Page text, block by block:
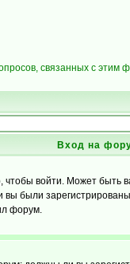
связанных с этим
Вход на
войти. Может
были
форум.